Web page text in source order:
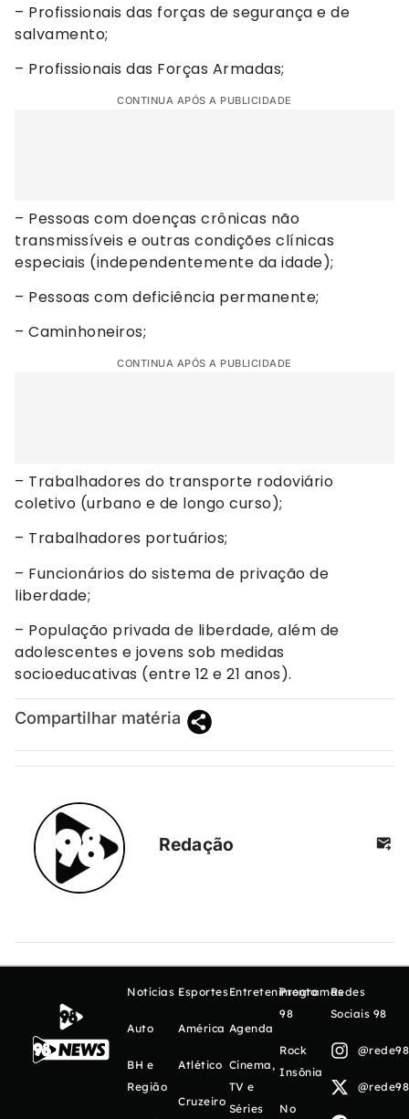
– Profissionais das forças de segurança e de
salvamento;
– Profissionais das Forças Armadas;
CONTINUA APÓS A PUBLICIDADE
– Pessoas com doenças crônicas não
transmissíveis e outras condições clínicas
especiais (independentemente da idade);
– Pessoas com deficiência permanente;
– Caminhoneiros;
CONTINUA APÓS A PUBLICIDADE
– Trabalhadores do transporte rodoviário
coletivo (urbano e de longo curso);
– Trabalhadores portuários;
– Funcionários do sistema de privação de
liberdade;
– População privada de liberdade, além de
adolescentes e jovens sob medidas
socioeducativas (entre 12 e 21 anos).
Compartilhar matéria
Redação
Notícias
Auto
BH e
Região
Esportes
América
Atlético
Cruzeiro
Entretenimento
Agenda
Cinema,
TV e
Séries
Programas
98
Rock
Insônia
No
Redes
Sociais 98